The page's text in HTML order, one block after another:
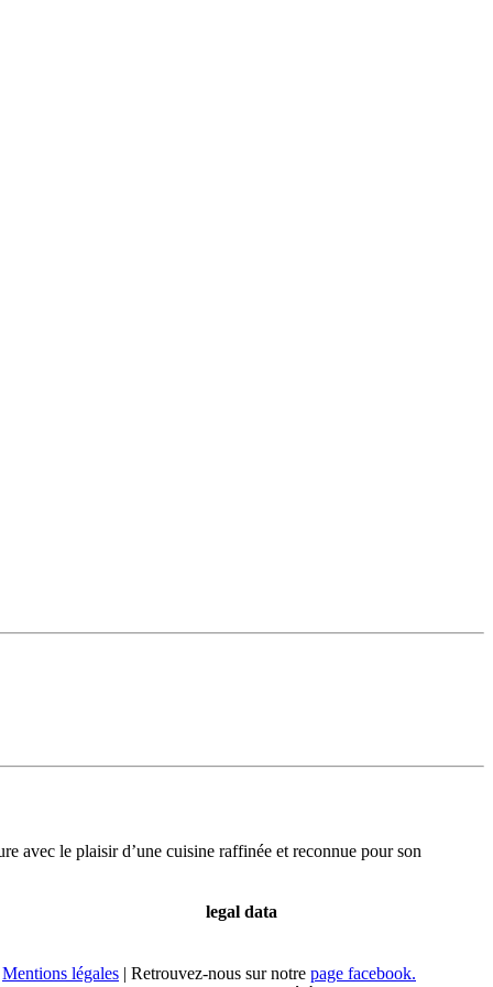
avec le plaisir d’une cuisine raffinée et reconnue pour son
legal data
Mentions légales | Retrouvez-nous sur notre page facebook.